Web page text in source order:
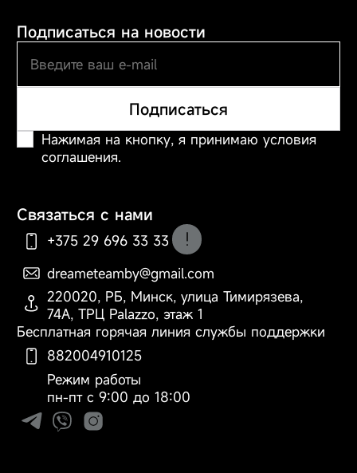
с/с, 103/3-7,
помещение №7-50
Связаться с нами
+375 29 696 33 33
По вопросам оформления
заказа, доставки и оплаты
dreameteamby@gmail.com
220020, РБ, Минск, улица Тимирязева,
74А, ТРЦ Palazzo, этаж 1
Бесплатная горячая линия службы поддержки
882004910125
Режим работы
пн-пт с 9:00 до 18:00
Подписаться на новости
Подписаться
Нажимая на кнопку, я принимаю условия
соглашения.